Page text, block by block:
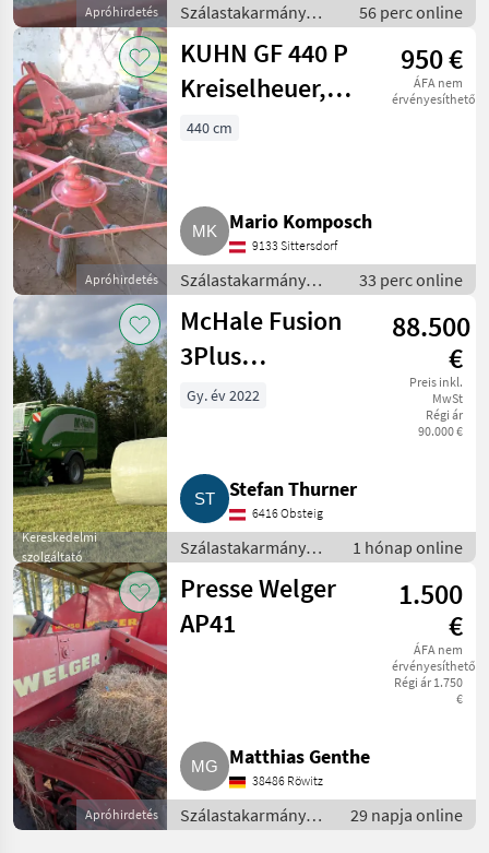
Apróhirdetés
Szálastakarmány
betakarítók /
Rendsodró
56 perc online
Apróhirdetés
KUHN GF 440 P
Kreiselheuer,
Kreisler,
950 €
ÁFA nem
érvényesíthető
440 cm
Mario Komposch
9133 Sittersdorf
Szálastakarmány
betakarítók /
Rendkezelő
33 perc online
Kereskedelmi
szolgáltató
McHale Fusion
3Plus
Rundballenpresse
88.500
€
Preis inkl.
MwSt
Régi ár
90.000 €
Gy. év 2022
Stefan Thurner
6416 Obsteig
Szálastakarmány
betakarítók /
Körbálázó
1 hónap online
Apróhirdetés
Presse Welger
AP41
1.500
€
ÁFA nem
érvényesíthető
Régi ár 1.750
€
Matthias Genthe
38486 Röwitz
Szálastakarmány
betakarítók /
29 napja online